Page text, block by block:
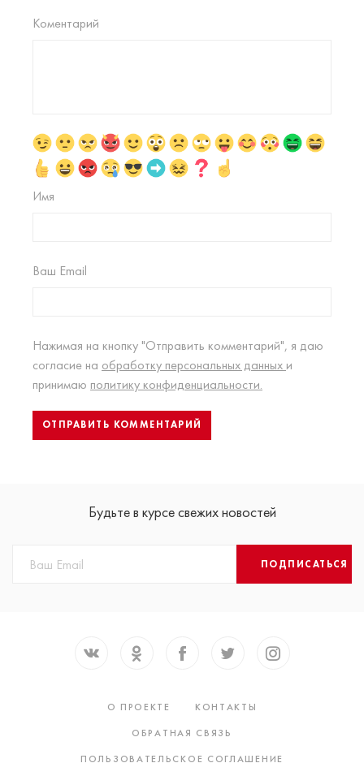
Коментарий
Имя
Ваш Email
Нажимая на кнопку "Отправить комментарий", я даю
согласие на обработку персональных данных и
принимаю политику конфиденциальности.
Будьте в курсе свежих новостей
ПОДПИСАТЬСЯ
О ПРОЕКТЕ
КОНТАКТЫ
ОБРАТНАЯ СВЯЗЬ
ПОЛЬЗОВАТЕЛЬСКОЕ СОГЛАШЕНИЕ